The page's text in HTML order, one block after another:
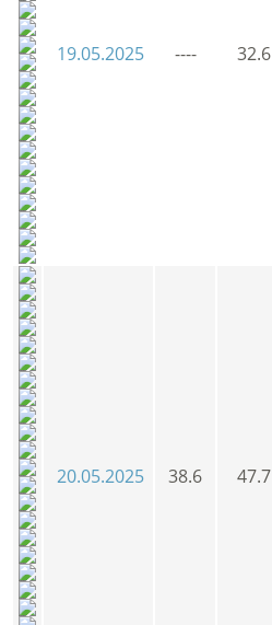
19.05.2025 ---- 32.6
20.05.2025 38.6 47.7